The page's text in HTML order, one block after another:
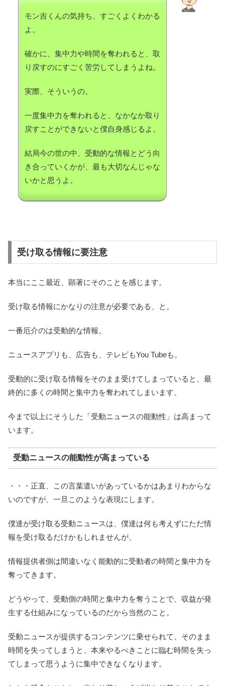
モン吉くんの気持ち、すごくよくわかる
よ。
確かに、集中力や時間を奪われると、取
り戻すのにすごく苦労してしまうよね。
実際、そういうの。
一度集中力を奪われると、なかなか取り
戻すことができないと僕自身感じるよ。
結局今の世の中、受動的な情報とどう向
き合っていくかが、最も大切なんじゃな
いかと思うよ。
受け取る情報に要注意
本当にここ最近、顕著にそのことを感じます。
受け取る情報にかなりの注意が必要である、と。
一番厄介のは受動的な情報。
ニュースアプリも、広告も、テレビもYou Tubeも。
受動的に受け取る情報をそのまま受けてしまっていると、最
終的に多くの時間と集中力を奪われてしまいます。
今まで以上にそうした「受動ニュースの能動性」は高まって
います。
受動ニュースの能動性が高まっている
・・・正直、この言葉遣いがあっているかはあまりわからな
いのですが、一旦このような表現にします。
僕達が受け取る受動ニュースは、僕達は何も考えずにただ情
報を受け取るだけかもしれませんが、
情報提供者側は間違いなく能動的に受動者の時間と集中力を
奪ってきます。
どうやって、受動側の時間と集中力を奪うことで、収益が発
生する仕組みになっているのだから当然のこと。
受動ニュースが提供するコンテンツに乗せられて、そのまま
時間を失ってしまうと、本来やるべきことに臨む時間を失っ
てしまって思うように集中できなくなります。